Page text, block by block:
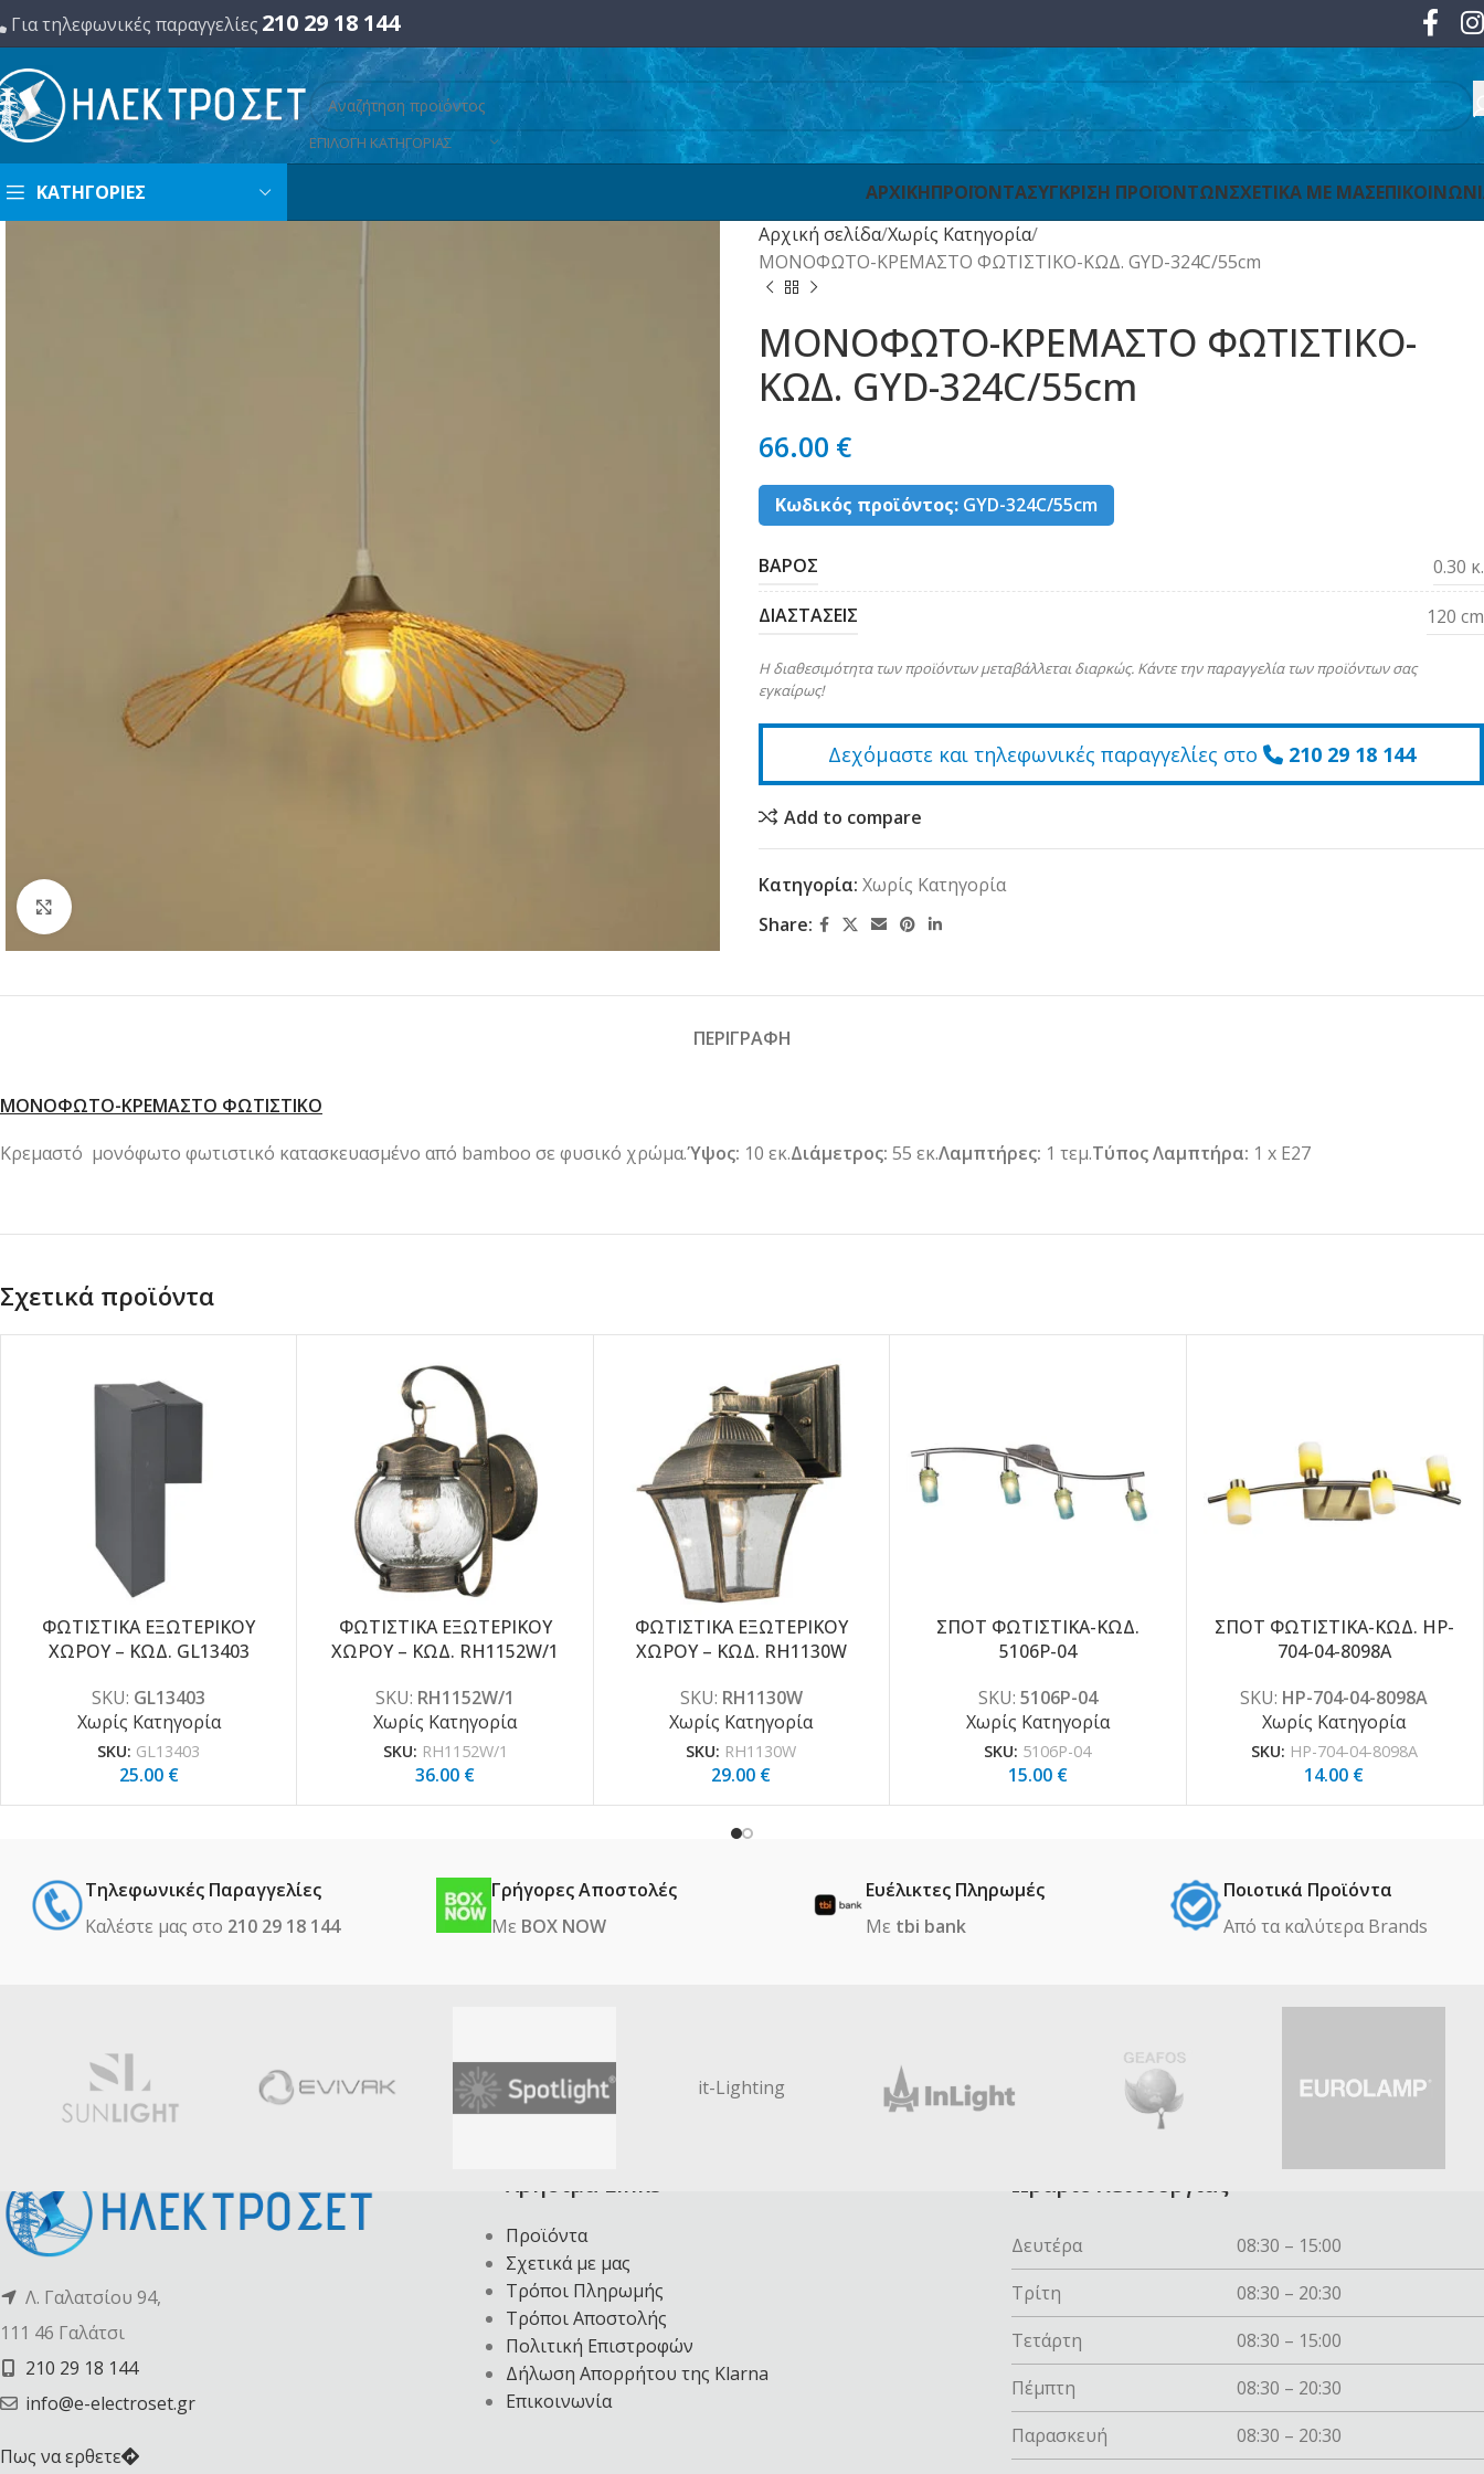
Για τηλεφωνικές παραγγελίες 210 29 18 144
ΕΠΙΛΟΓΗ ΚΑΤΗΓΟΡΙΑΣ
ΚΑΤΗΓΟΡΙΕΣ ΑΡΧΙΚΗΠΡΟΪΟΝΤΑΣΥΓΚΡΙΣΗ ΠΡΟΪΟΝΤΩΝΣΧΕΤΙΚΑ ΜΕ ΜΑΣ
Αρχική σελίδα Χωρίς Κατηγορία
ΜΟΝΟΦΩΤΟ-ΚΡΕΜΑΣΤΟ ΦΩΤΙΣΤΙΚΟ-ΚΩΔ. GYD-324C/55cm
ΜΟΝΟΦΩΤΟ-ΚΡΕΜΑΣΤΟ ΦΩΤΙΣΤΙΚΟ-
ΚΩΔ. GYD-324C/55cm
66.00 €
Κωδικός προϊόντος: GYD-324C/55cm
ΒΑΡΟΣ 0.30 κ.
ΔΙΑΣΤΑΣΕΙΣ 120 cm
Η διαθεσιμότητα των προϊόντων μεταβάλλεται διαρκώς. Κάντε την παραγγελία των προϊόντων σας
εγκαίρως!
Δεχόμαστε και τηλεφωνικές παραγγελίες στο 210 29 18 144
Add to compare
Κατηγορία: Χωρίς Κατηγορία
Share:
ΠΕΡΙΓΡΑΦΗ
ΜΟΝΟΦΩΤΟ-ΚΡΕΜΑΣΤΟ ΦΩΤΙΣΤΙΚΟ
Κρεμαστό μονόφωτο φωτιστικό κατασκευασμένο από bamboo σε φυσικό χρώμα.Ύψος: 10 εκ.Διάμετρος: 55 εκ.Λαμπτήρες: 1 τεμ.Τύπος Λαμπτήρα: 1 x Ε27
Σχετικά προϊόντα
ΦΩΤΙΣΤΙΚΑ ΕΞΩΤΕΡΙΚΟΥ
ΧΩΡΟΥ – ΚΩΔ. GL13403
SKU: GL13403
Χωρίς Κατηγορία
SKU: GL13403
25.00 €
ΦΩΤΙΣΤΙΚΑ ΕΞΩΤΕΡΙΚΟΥ
ΧΩΡΟΥ – ΚΩΔ. RH1152W/1
SKU: RH1152W/1
Χωρίς Κατηγορία
SKU: RH1152W/1
36.00 €
ΦΩΤΙΣΤΙΚΑ ΕΞΩΤΕΡΙΚΟΥ
ΧΩΡΟΥ – ΚΩΔ. RH1130W
SKU: RH1130W
Χωρίς Κατηγορία
SKU: RH1130W
29.00 €
ΣΠΟΤ ΦΩΤΙΣΤΙΚΑ-ΚΩΔ.
5106P-04
SKU: 5106P-04
Χωρίς Κατηγορία
SKU: 5106P-04
15.00 €
ΣΠΟΤ ΦΩΤΙΣΤΙΚΑ-ΚΩΔ. HP-
704-04-8098A
SKU: HP-704-04-8098A
Χωρίς Κατηγορία
SKU: HP-704-04-8098A
14.00 €
Τηλεφωνικές Παραγγελίες
Καλέστε μας στο 210 29 18 144
Γρήγορες Αποστολές
Με BOX NOW
Ευέλικτες Πληρωμές
Με tbi bank
Ποιοτικά Προϊόντα
Από τα καλύτερα Βrands
it-Lighting
Λ. Γαλατσίου 94,
111 46 Γαλάτσι
210 29 18 144
info@e-electroset.gr
Πως να ερθετε
Χρήσιμα Links
Προϊόντα
Σχετικά με μας
Τρόποι Πληρωμής
Τρόποι Αποστολής
Πολιτική Επιστροφών
Δήλωση Απορρήτου της Klarna
Επικοινωνία
Ωράριο λειτουργίας
Δευτέρα
08:30 – 15:00
Τρίτη
08:30 – 20:30
Τετάρτη
08:30 – 15:00
Πέμπτη
08:30 – 20:30
Παρασκευή
08:30 – 20:30